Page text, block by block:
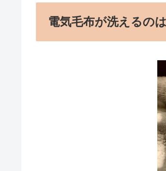
電気毛布が洗えるの